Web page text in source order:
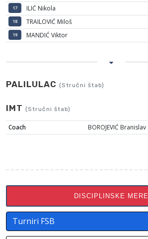
17 ILIĆ Nikola
18 TRAILOVIĆ Miloš
19 MANDIĆ Viktor
PALILULAC (Stručni štab)
IMT (Stručni štab)
Coach BOROJEVIĆ Branislav
DISCIPLINSKE MERE